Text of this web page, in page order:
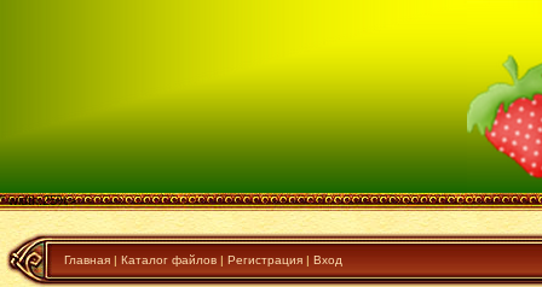
" width:25%>
Главная | Каталог файлов | Регистрация | Вход